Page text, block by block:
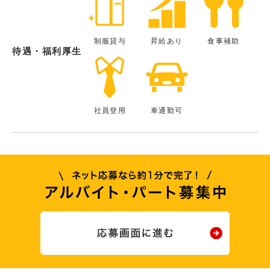
待遇・福利厚生
制服貸与 昇給あり 食事補助
社員登用 車通勤可